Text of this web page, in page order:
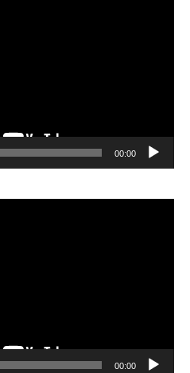
00:00
00:00